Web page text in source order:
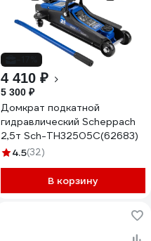
4 410 ₽
5 300 ₽
Домкрат подкатной
гидравлический Scheppach
2,5т Sch-TH32505C(62683)
4.5(32)
В корзину